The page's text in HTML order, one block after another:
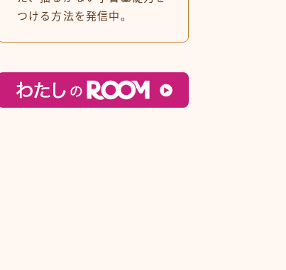
つける方法を発信中。